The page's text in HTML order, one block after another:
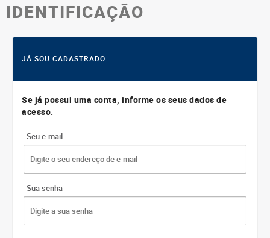
IDENTIFICAÇÃO
JÁ SOU CADASTRADO
Se já possui uma conta, informe os seus dados de
acesso.
Seu e-mail
Sua senha